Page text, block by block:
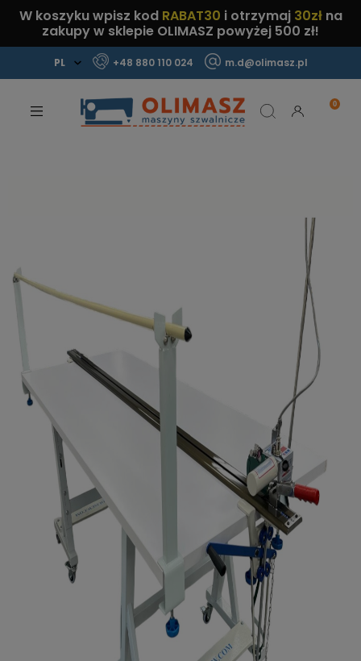
W koszyku wpisz kod RABAT30 i otrzymaj 30złna
zakupy w sklepie OLIMASZ powyżej 500 zł!
+48 880 110 024 m.d@olimasz.pl
Sprawdź!